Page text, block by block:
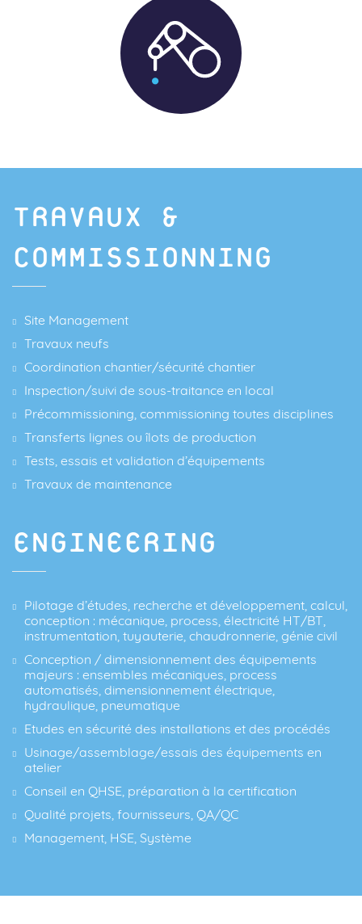
TRAVAUX &
COMMISSIONNING
Site Management
Travaux neufs
Coordination chantier/sécurité chantier
Inspection/suivi de sous-traitance en local
Précommissioning, commissioning toutes disciplines
Transferts lignes ou îlots de production
Tests, essais et validation d’équipements
Travaux de maintenance
ENGINEERING
​Pilotage d’études, recherche et développement, calcul,
conception : mécanique, process, électricité HT/BT,
instrumentation, tuyauterie, chaudronnerie, génie civil
Conception / dimensionnement des équipements
majeurs : ensembles mécaniques, process
automatisés, dimensionnement électrique,
hydraulique, pneumatique
Etudes en sécurité des installations et des procédés
Usinage/assemblage/essais des équipements en
atelier
Conseil en QHSE, préparation à la certification
Qualité projets, fournisseurs, QA/QC
Management, HSE, Système